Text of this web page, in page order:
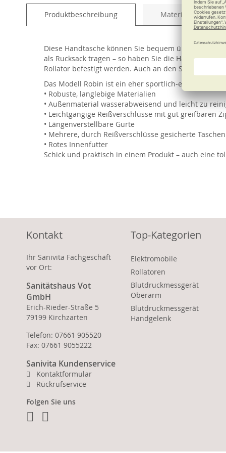
Produktbeschreibung Material und Pflege
Diese Handtasche können Sie bequem über der
als Rucksack tragen – so haben Sie die Hände frei.
Rollator befestigt werden. Auch an den
Das Modell Robin ist ein eher sportlich-elegantes
• Robuste, langlebige Materialien
• Außenmaterial wasserabweisend und leicht zu
• Leichtgängige Reißverschlüsse mit gut greifbaren
• Längenverstellbare Gurte
• Mehrere, durch Reißverschlüsse gesicherte Taschen
• Rotes Innenfutter
Schick und praktisch in einem Produkt – auch eine
Kontakt
Ihr Sanivita Fachgeschäft
vor Ort:
Sanitätshaus Vot
GmbH
Erich-Rieder-Straße 5
79199 Kirchzarten
Telefon: 07661 905520
Fax: 07661 9055222
Sanivita Kundenservice
Kontaktformular
Rückrufservice
Folgen Sie uns
Facebook
Top-Kategorien
Elektromobile
Rollatoren
Blutdruckmessgerät
Oberarm
Blutdruckmessgerät
Handgelenk